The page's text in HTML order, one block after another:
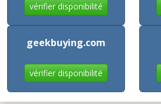
vérifier disponibilité
geekbuying.com
vérifier disponibilité